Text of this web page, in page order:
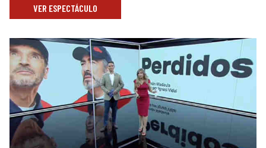
VER ESPECTÁCULO